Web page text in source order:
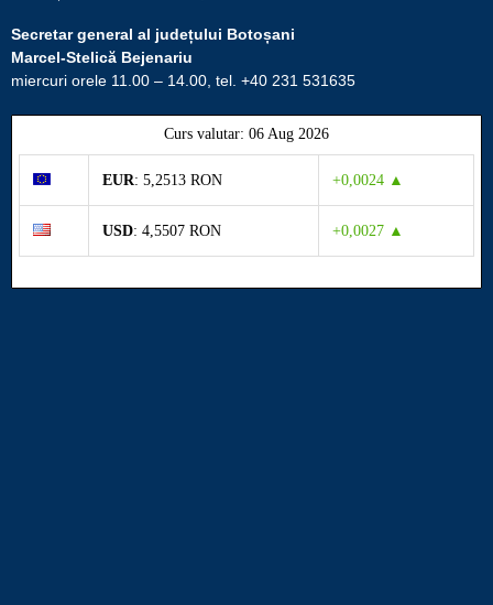
Secretar general al județului Botoșani
Marcel-Stelică Bejenariu
miercuri orele 11.00 – 14.00, tel. +40 231 531635
Curs valutar: 06 Aug 2026
EUR: 5,2513 RON +0,0024 ▲
USD: 4,5507 RON +0,0027 ▲